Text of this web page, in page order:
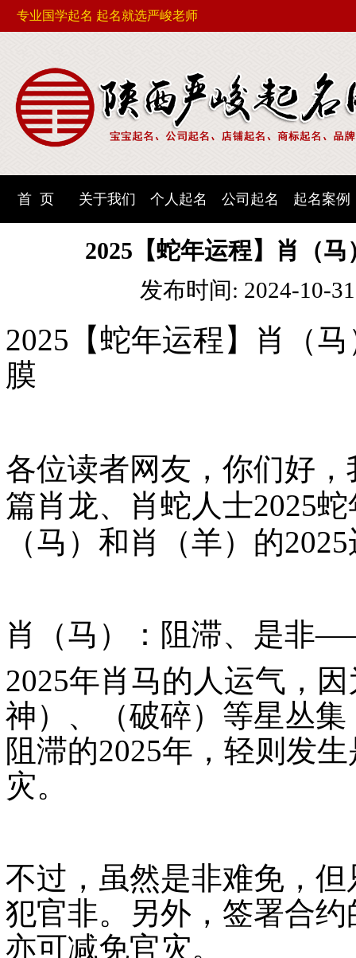
专业国学起名 起名就选严峻老师
首 页 关于我们 个人起名 公司起名 起名案例
2025【蛇年运程】肖（
发布时间: 2024-10-
2025 【蛇年运程】肖（
膜
各位读者网友，你们好，
篇肖龙、肖蛇人士2025蛇
（马）和肖（羊）的2025
肖（马）：阻滞、是非
2025年肖马的人运气，
神）、（破碎）等星丛
阻滞的2025年，轻则发
灾。
不过，虽然是非难免，
犯官非。另外，签署合
亦可减免官灾。